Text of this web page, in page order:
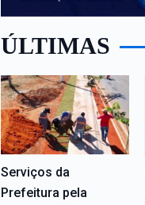
ÚLTIMAS
Serviços da
Prefeitura pela